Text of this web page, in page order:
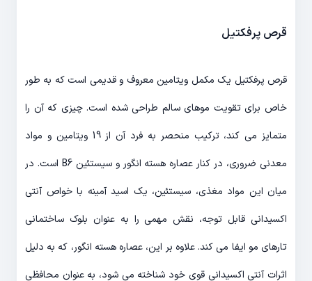
قرص پرفکتیل
قرص پرفکتیل یک مکمل ویتامین معروف و قدیمی است که به طور
خاص برای تقویت موهای سالم طراحی شده است. چیزی که آن را
متمایز می کند، ترکیب منحصر به فرد آن از 19 ویتامین و مواد
معدنی ضروری، در کنار عصاره هسته انگور و سیستئین B6 است. در
میان این مواد مغذی، سیستئین، یک اسید آمینه با خواص آنتی
اکسیدانی قابل توجه، نقش مهمی را به عنوان بلوک ساختمانی
تارهای مو ایفا می کند. علاوه بر این، عصاره هسته انگور، که به دلیل
اثرات آنتی اکسیدانی قوی خود شناخته می شود، به عنوان محافظی